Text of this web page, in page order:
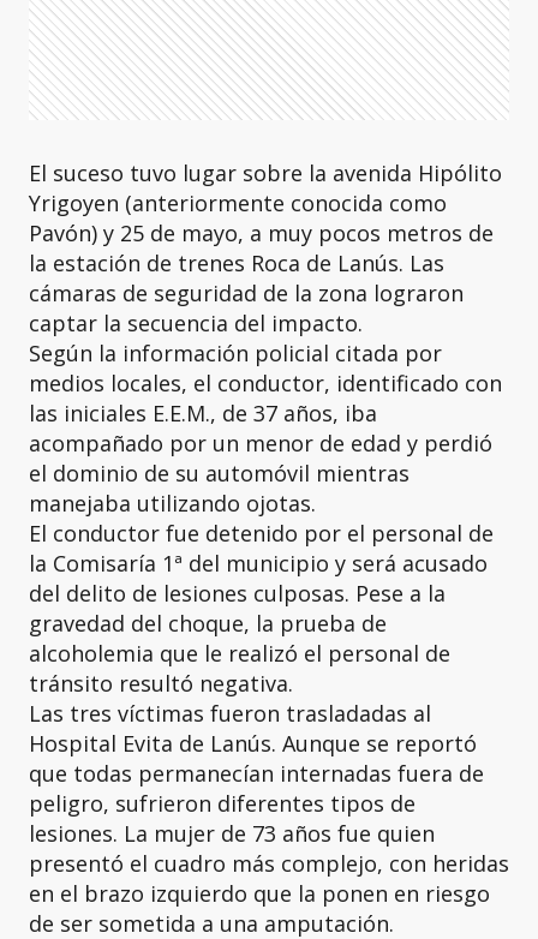
El suceso tuvo lugar sobre la avenida Hipólito
Yrigoyen (anteriormente conocida como
Pavón) y 25 de mayo, a muy pocos metros de
la estación de trenes Roca de Lanús. Las
cámaras de seguridad de la zona lograron
captar la secuencia del impacto.
Según la información policial citada por
medios locales, el conductor, identificado con
las iniciales E.E.M., de 37 años, iba
acompañado por un menor de edad y perdió
el dominio de su automóvil mientras
manejaba utilizando ojotas.
El conductor fue detenido por el personal de
la Comisaría 1ª del municipio y será acusado
del delito de lesiones culposas. Pese a la
gravedad del choque, la prueba de
alcoholemia que le realizó el personal de
tránsito resultó negativa.
Las tres víctimas fueron trasladadas al
Hospital Evita de Lanús. Aunque se reportó
que todas permanecían internadas fuera de
peligro, sufrieron diferentes tipos de
lesiones. La mujer de 73 años fue quien
presentó el cuadro más complejo, con heridas
en el brazo izquierdo que la ponen en riesgo
de ser sometida a una amputación.